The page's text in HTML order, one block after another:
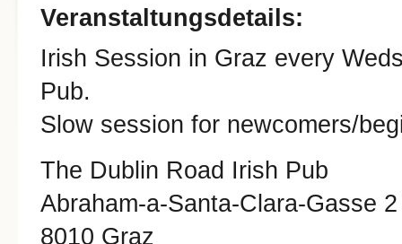
Veranstaltungsdetails:
Irish Session in Graz every
Pub.
Slow session for newcomers/
The Dublin Road Irish Pub
Abraham-a-Santa-Clara-Gasse 2
8010 Graz